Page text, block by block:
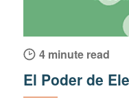
4 minute read
El Poder de